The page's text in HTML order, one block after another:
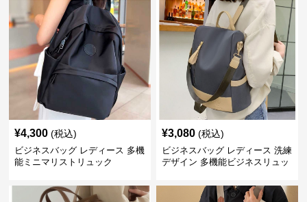
¥4,300 (税込)
ビジネスバッグ レディース 多機
能ミニマリストリュック
¥3,080 (税込)
ビジネスバッグ レディース 洗練
デザイン 多機能ビジネスリュッ